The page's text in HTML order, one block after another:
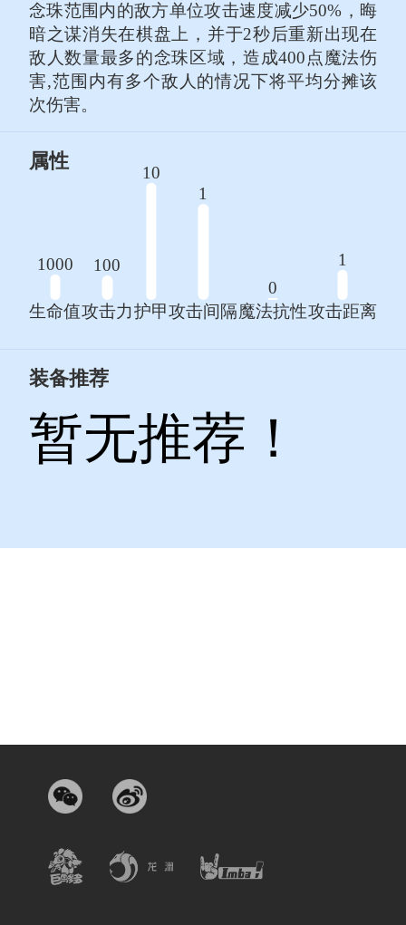
念珠范围内的敌方单位攻击速度减少50%，晦
暗之谋消失在棋盘上，并于2秒后重新出现在
敌人数量最多的念珠区域，造成400点魔法伤
害,范围内有多个敌人的情况下将平均分摊该
次伤害。
属性
1000
生命值
100
攻击力
10
护甲
1
攻击间隔
0
魔法抗性
1
攻击距离
装备推荐
暂无推荐！